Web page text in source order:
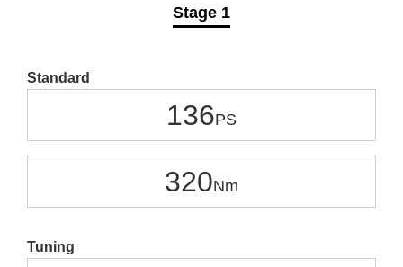
Stage 1
Standard
136
320
Tuning